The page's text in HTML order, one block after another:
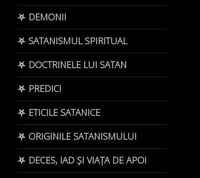
⛧ DEMONII
⛧ SATANISMUL SPIRITUAL
⛧ DOCTRINELE LUI SATAN
⛧ PREDICI
⛧ ETICILE SATANICE
⛧ ORIGINILE SATANISMULUI
⛧ DECES, IAD ȘI VIAȚA DE APOI